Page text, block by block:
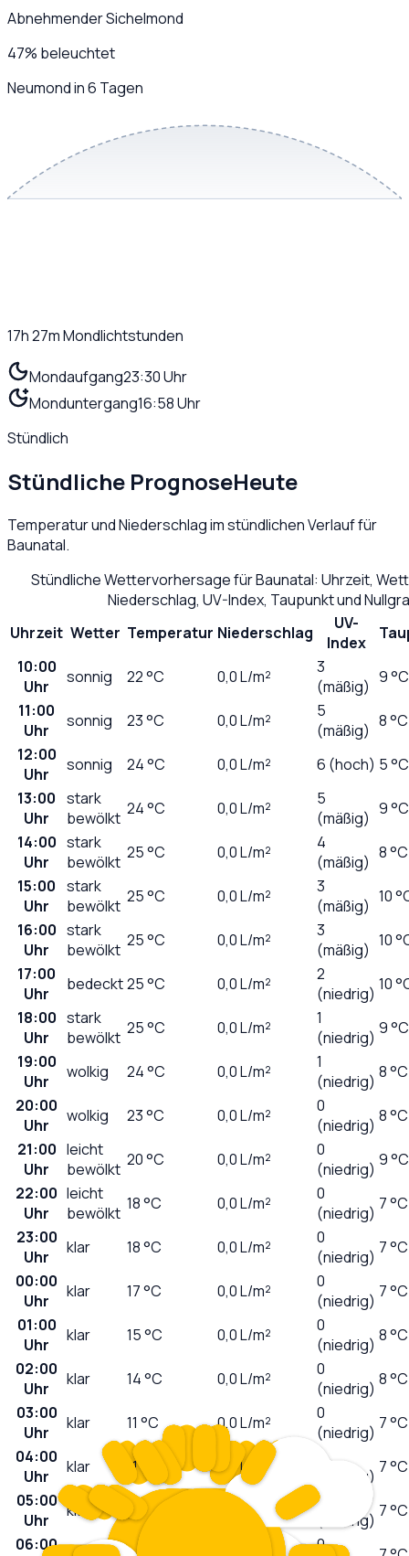
Abnehmender Sichelmond
47% beleuchtet
Neumond in 6 Tagen
17h 27mMondlichtstunden
Mondaufgang23:30 Uhr
Monduntergang16:58 Uhr
Stündlich
Stündliche PrognoseHeute
Temperatur und Niederschlag im stündlichen Verlauf für
Baunatal.
Stündliche Wettervorhersage fürBaunatal: Uhrzeit,
Niederschlag, UV-Index, Taupunkt und
Uhrzeit Wetter Temperatur Niederschlag
UV-
Index
10:00
Uhr
sonnig 22°C 0,0L/m²
3
(mäßig) 9 °C
11:00
Uhr
sonnig 23°C 0,0L/m²
5
(mäßig) 8 °C
12:00
Uhr
sonnig 24°C 0,0L/m² 6 (hoch) 5 °C
13:00
Uhr
stark
bewölkt 24°C 0,0L/m²
5
(mäßig) 9 °C
14:00
Uhr
stark
bewölkt 25°C 0,0L/m²
4
(mäßig) 8 °C
15:00
Uhr
stark
bewölkt 25°C 0,0L/m²
3
(mäßig) 10
16:00
Uhr
stark
bewölkt 25°C 0,0L/m²
3
(mäßig) 10
17:00
Uhr
bedeckt25°C 0,0L/m²
2
(niedrig) 10
18:00
Uhr
stark
bewölkt 25°C 0,0L/m²
1
(niedrig) 9 °C
19:00
Uhr
wolkig 24°C 0,0L/m²
1
(niedrig) 8 °C
20:00
Uhr
wolkig 23°C 0,0L/m²
0
(niedrig) 8 °C
21:00
Uhr
leicht
bewölkt 20°C 0,0L/m²
0
(niedrig) 9 °C
22:00
Uhr
leicht
bewölkt 18°C 0,0L/m²
0
(niedrig) 7 °C
23:00
Uhr
klar 18°C 0,0L/m²
0
(niedrig) 7 °C
00:00
Uhr
klar 17°C 0,0L/m²
0
(niedrig) 7 °C
01:00
Uhr
klar 15°C 0,0L/m²
0
(niedrig) 8 °C
02:00
Uhr
klar 14°C 0,0L/m²
0
(niedrig) 8 °C
03:00
Uhr
klar 11 °C 0,0L/m²
0
(niedrig) 7 °C
04:00
Uhr
klar 11°C 0,0L/m²
(niedrig) 7 °C
05:00
Uhr
klar 10 °C L/m²
0
(niedrig) 7 °C
06:00
0